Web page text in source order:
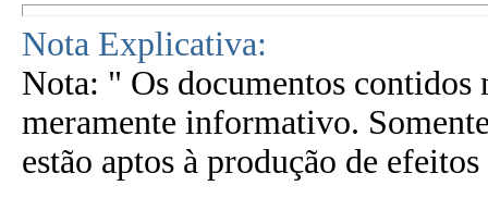
Nota Explicativa:
Nota: " Os documentos contidos
meramente informativo.
estão aptos à produção de